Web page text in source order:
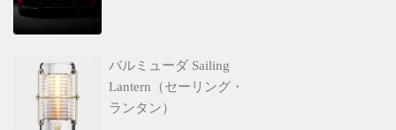
バルミューダ Sailing
Lantern（セーリング・
ランタン）